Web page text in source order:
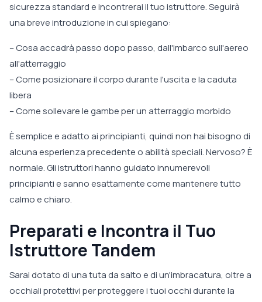
sicurezza standard e incontrerai il tuo istruttore. Seguirà
una breve introduzione in cui spiegano:
– Cosa accadrà passo dopo passo, dall'imbarco sull'aereo
all'atterraggio
– Come posizionare il corpo durante l'uscita e la caduta
libera
– Come sollevare le gambe per un atterraggio morbido
È semplice e adatto ai principianti, quindi non hai bisogno di
alcuna esperienza precedente o abilità speciali. Nervoso? È
normale. Gli istruttori hanno guidato innumerevoli
principianti e sanno esattamente come mantenere tutto
calmo e chiaro.
Preparati e Incontra il Tuo
Istruttore Tandem
Sarai dotato di una tuta da salto e di un'imbracatura, oltre a
occhiali protettivi per proteggere i tuoi occhi durante la